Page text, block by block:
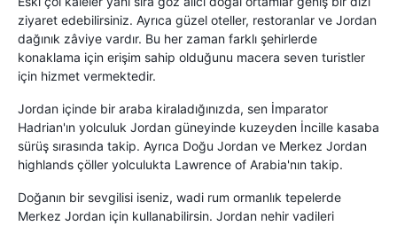
ziyaret edebilirsiniz. Ayrıca güzel oteller, restoranlar ve Jordan
dağınık zâviye vardır. Bu her zaman farklı şehirlerde
konaklama için erişim sahip olduğunu macera seven turistler
için hizmet vermektedir.
Jordan içinde bir araba kiraladığınızda, sen İmparator
Hadrian'ın yolculuk Jordan güneyinde kuzeyden İncille kasaba
sürüş sırasında takip. Ayrıca Doğu Jordan ve Merkez Jordan
highlands çöller yolculukta Lawrence of Arabia'nın takip.
Doğanın bir sevgilisi iseniz, wadi rum ormanlık tepelerde
Merkez Jordan için kullanabilirsin. Jordan nehir vadileri